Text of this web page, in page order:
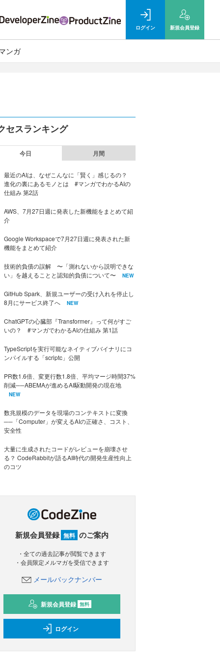
ログイン 新規会員登録
ンガ
セスランキング
今日 月間
最近のAIは、なぜこんなに「賢く」感じるの？
進化の裏にあるモノとは #マンガでわかるAIの
仕組み 第2話
AWS、7月27日週に発表した新機能をまとめて紹
介
Google Workspaceで7月27日週に発表された新
機能をまとめて紹介
技術的負債の誤解 〜「測れないから説明できな
い」を越えることと認知的負債について〜
NEW
GitHub Spark、新規ユーザーの受け入れを停止し
8月にサービス終了へ
NEW
ChatGPTの心臓部『Transformer』って何がすご
いの？ #マンガでわかるAIの仕組み 第1話
TypeScriptを実行可能なネイティブバイナリにコ
ンパイルする「scriptc」公開
PR数1.6倍、変更行数1.8倍、平均マージ時間37%
削減──ABEMAが進めるAI駆動開発の現在地
NEW
数兆規模のデータを現場のコンテキストに変換
──「Computer」が変えるAIの正確さ、コスト、
安全性
大量に生成されたコードがレビューを崩壊させ
る？ CodeRabbitが語るAI時代の開発生産性向上
のコツ
新規会員登録 無料 のご案内
・全ての過去記事が閲覧できます
・会員限定メルマガを受信できます
メールバックナンバー
新規会員登録 無料
ログイン